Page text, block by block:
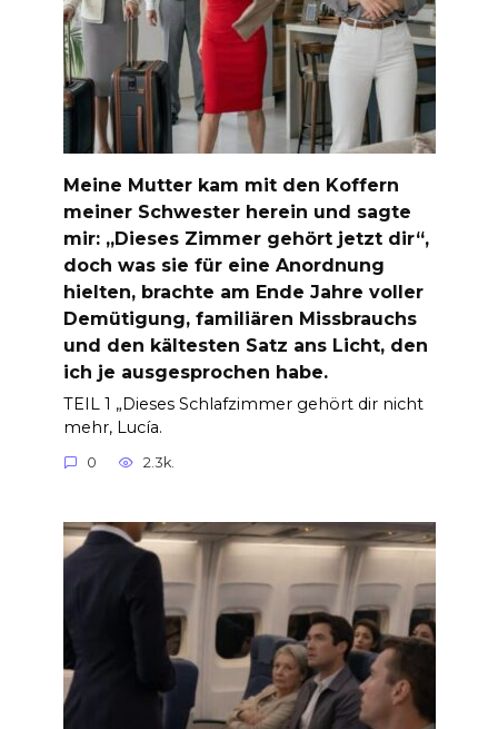
Meine Mutter kam mit den Koffern
meiner Schwester herein und sagte
mir: „Dieses Zimmer gehört jetzt dir“,
doch was sie für eine Anordnung
hielten, brachte am Ende Jahre voller
Demütigung, familiären Missbrauchs
und den kältesten Satz ans Licht, den
ich je ausgesprochen habe.
TEIL 1 „Dieses Schlafzimmer gehört dir nicht
mehr, Lucía.
0 2.3k.